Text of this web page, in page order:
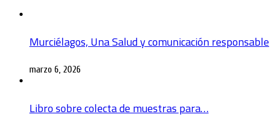
Murciélagos, Una Salud y comunicación responsable
marzo 6, 2026
Libro sobre colecta de muestras para…